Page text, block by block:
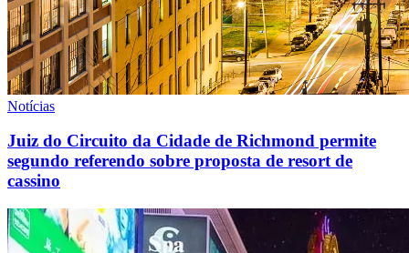
Notícias
Juiz do Circuito da Cidade de Richmond permite
segundo referendo sobre proposta de resort de
cassino